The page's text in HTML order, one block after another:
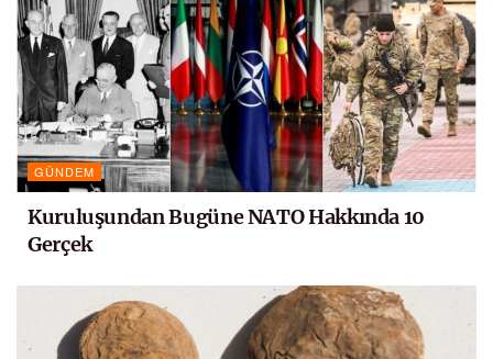
GÜNDEM
Kuruluşundan Bugüne NATO Hakkında 10
Gerçek